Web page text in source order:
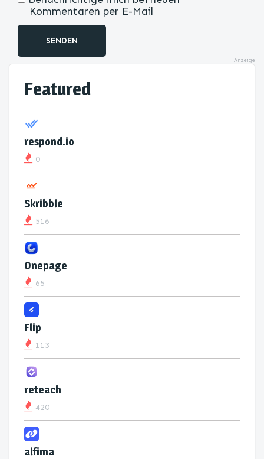
Kommentaren per E-Mail
SENDEN
Anzeige
Featured
respond.io
0
Skribble
516
Onepage
65
Flip
113
reteach
420
alfima